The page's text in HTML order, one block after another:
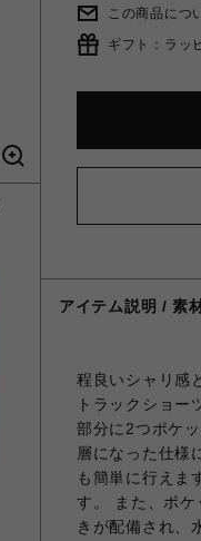
この商品につ
ギフト：ラッ
アイテム説明 / 素
程良いシャリ感
トラックショー
部分に2つポケ
層になった仕様
も簡単に行えま
す。 また、ポケ
きが配備され、